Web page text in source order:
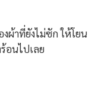
ผ้าที่ยังไม่ซัก ให้โยน
อนไปเลย